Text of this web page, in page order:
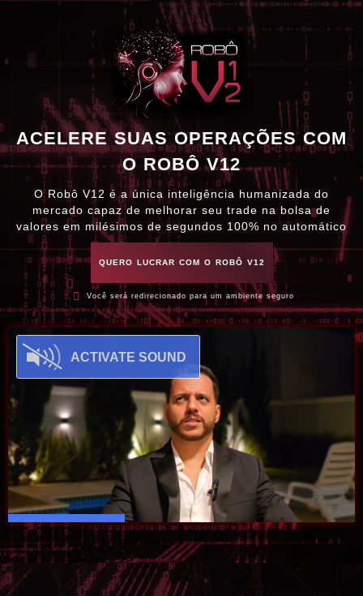
ACELERE SUAS OPERAÇÕES COM
O ROBÔ V12
O Robô V12 é a única inteligência humanizada do
mercado capaz de melhorar seu trade na bolsa de
valores em milésimos de segundos 100% no automático
QUERO LUCRAR COM O ROBÔ V12
Você será redirecionado para um ambiente seguro